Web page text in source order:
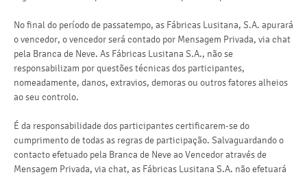
No final do período de passatempo, as Fábricas Lusitana, S.A. apurará
o vencedor, o vencedor será contado por Mensagem Privada, via chat
pela Branca de Neve. As Fábricas Lusitana S.A., não se
responsabilizam por questões técnicas dos participantes,
nomeadamente, danos, extravios, demoras ou outros fatores alheios
ao seu controlo.
É da responsabilidade dos participantes certificarem-se do
cumprimento de todas as regras de participação. Salvaguardando o
contacto efetuado pela Branca de Neve ao Vencedor através de
Mensagem Privada, via chat, as Fábricas Lusitana S.A. não efetuará